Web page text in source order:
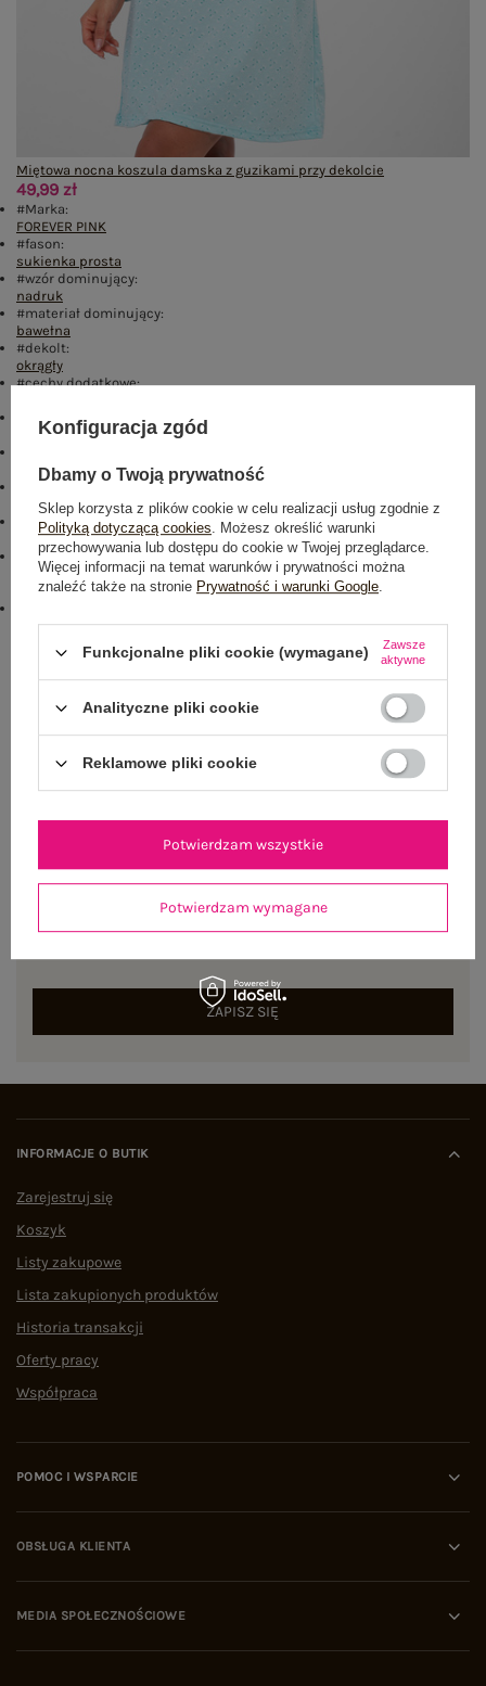
Miętowa nocna koszula damska z guzikami przy dekolcie
49,99 zł
#Marka:
FOREVER PINK
#fason:
sukienka prosta
#wzór dominujący:
nadruk
#materiał dominujący:
bawełna
#dekolt:
okrągły
#cechy dodatkowe:
#rękaw:
długi rękaw
przed kolano
#skład materiału :
100% bawełna
#sposób prania :
pranie w pralce w 30°C
#modelka:
Modelka ma na sobie rozmiar M. Wymiary modelki: wzrost 173 cm,
biust 90 cm, talia 64 cm, biodra 91 cm
txt_COTTON COMFORT#546070#FFFFFF,dół,lewo,col
Dostępny
NEWSLETTER
ZAPISZ SIĘ
INFORMACJE O BUTIK
Zarejestruj się
Koszyk
Listy zakupowe
Lista zakupionych produktów
Historia transakcji
Oferty pracy
Współpraca
POMOC I WSPARCIE
OBSŁUGA KLIENTA
MEDIA SPOŁECZNOŚCIOWE
Konfiguracja zgód
Dbamy o Twoją prywatność
Sklep korzysta z plików cookie w celu realizacji usług zgodnie z
Polityką dotyczącą cookies. Możesz określić warunki
przechowywania lub dostępu do cookie w Twojej przeglądarce.
Więcej informacji na temat warunków i prywatności można
znaleźć także na stronie Prywatność i warunki Google.
Funkcjonalne pliki cookie (wymagane)
Zawsze
aktywne
Analityczne pliki cookie
Reklamowe pliki cookie
Potwierdzam wymagane
Potwierdzam wszystkie